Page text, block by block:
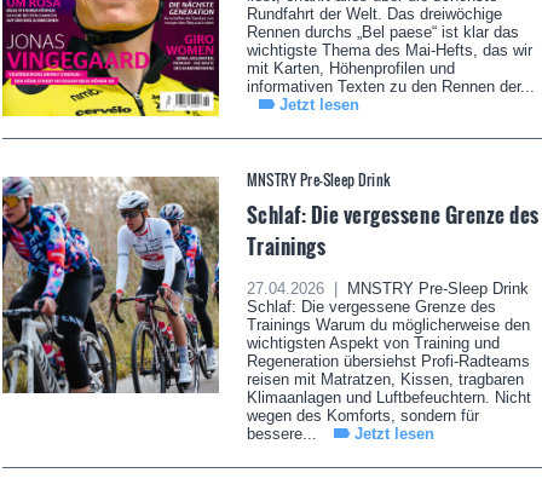
Rundfahrt der Welt. Das dreiwöchige
Rennen durchs „Bel paese“ ist klar das
wichtigste Thema des Mai-Hefts, das wir
mit Karten, Höhenprofilen und
informativen Texten zu den Rennen der...
Jetzt lesen
MNSTRY Pre-Sleep Drink
Schlaf: Die vergessene Grenze des
Trainings
27.04.2026 |
MNSTRY Pre-Sleep Drink
Schlaf: Die vergessene Grenze des
Trainings Warum du möglicherweise den
wichtigsten Aspekt von Training und
Regeneration übersiehst Profi-Radteams
reisen mit Matratzen, Kissen, tragbaren
Klimaanlagen und Luftbefeuchtern. Nicht
wegen des Komforts, sondern für
bessere...
Jetzt lesen